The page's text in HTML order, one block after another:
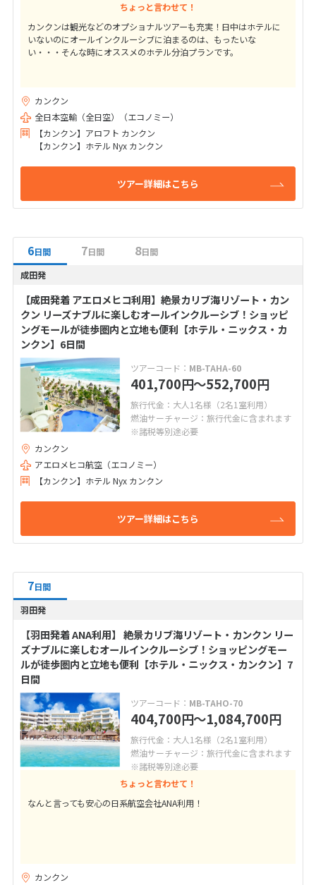
ちょっと言わせて！
カンクンは観光などのオプショナルツアーも充実！日中はホテルに
いないのにオールインクルーシブに泊まるのは、もったいな
い・・・そんな時にオススメのホテル分泊プランです。
カンクン
全日本空輸（全日空）（エコノミー）
【カンクン】アロフト カンクン
【カンクン】ホテル Nyx カンクン
ツアー詳細はこちら
6日間 7日間 8日間
成田発
【成田発着 アエロメヒコ利用】絶景カリブ海リゾート・カン
クン リーズナブルに楽しむオールインクルーシブ！ショッピ
ングモールが徒歩圏内と立地も便利【ホテル・ニックス・カ
ンクン】6日間
ツアーコード： MB-TAHA-60
401,700円〜552,700円
旅行代金：大人1名様（2名1室利用）
燃油サーチャージ：旅行代金に含まれます
※諸税等別途必要
カンクン
アエロメヒコ航空（エコノミー）
【カンクン】ホテル Nyx カンクン
ツアー詳細はこちら
7日間
羽田発
【羽田発着 ANA利用】 絶景カリブ海リゾート・カンクン リー
ズナブルに楽しむオールインクルーシブ！ショッピングモー
ルが徒歩圏内と立地も便利【ホテル・ニックス・カンクン】7
日間
ツアーコード： MB-TAHO-70
404,700円〜1,084,700円
旅行代金：大人1名様（2名1室利用）
燃油サーチャージ：旅行代金に含まれます
※諸税等別途必要
ちょっと言わせて！
なんと言っても安心の日系航空会社ANA利用！
カンクン